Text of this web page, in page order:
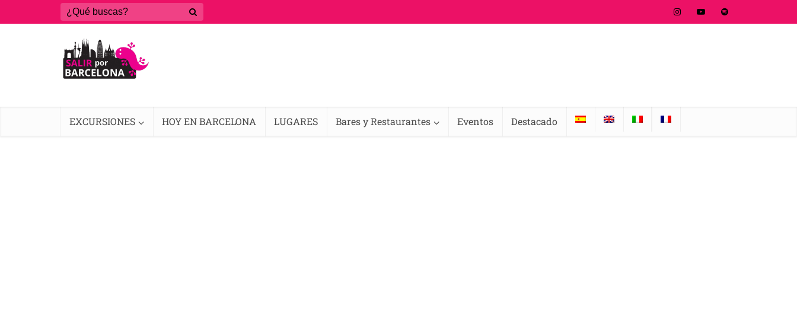
EXCURSIONES HOY EN BARCELONA LUGARES Bares y Restaurantes Eventos Destacado